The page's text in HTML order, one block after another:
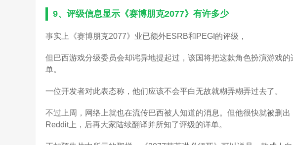
9、 评级信息显示《赛博朋克2077》有许多少
事实上《赛博朋克2077》业已额外ESRB和PEGI的评级，
但巴西游戏分级委员会却诧异地提起过，该国将把这款角色扮演游戏
单。
一位开发者对此表态称，他们应该不会平白无故就糊弄糊弄过去了。
不过上周，网络上就也在流传巴西被人知道的消息。但他很快就被删
Reddit上，后再大家陆续翻译并所知了评级的详单。